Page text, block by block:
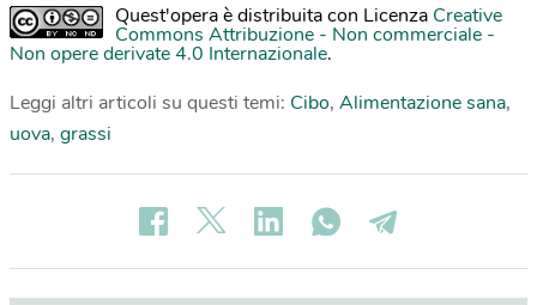
Quest'opera è distribuita con Licenza Creative
Commons Attribuzione - Non commerciale -
Non opere derivate 4.0 Internazionale.
Leggi altri articoli su questi temi: Cibo, Alimentazione sana,
uova, grassi